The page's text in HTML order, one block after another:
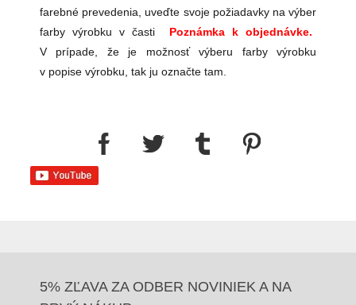
farebné prevedenia, uveďte svoje požiadavky na výber
farby výrobku v časti Poznámka k objednávke.
V prípade, že je možnosť výberu farby výrobku
v popise výrobku, tak ju označte tam.
5% ZĽAVA ZA ODBER NOVINIEK A NA